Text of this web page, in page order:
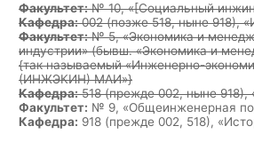
Факультет:№ 10, «[Социальный
Кафедра:002(позже 518, ныне 918),
Факультет:№ 5, «Экономика и
индустрии» (бывш. «Экономика и
{так называемый «Инженерно-
(ИНЖЭКИН) МАИ»}
Кафедра:518(прежде 002, ныне 918),
Факультет: № 9, «Общеинженерная
Кафедра: 918 (прежде 002, 518),